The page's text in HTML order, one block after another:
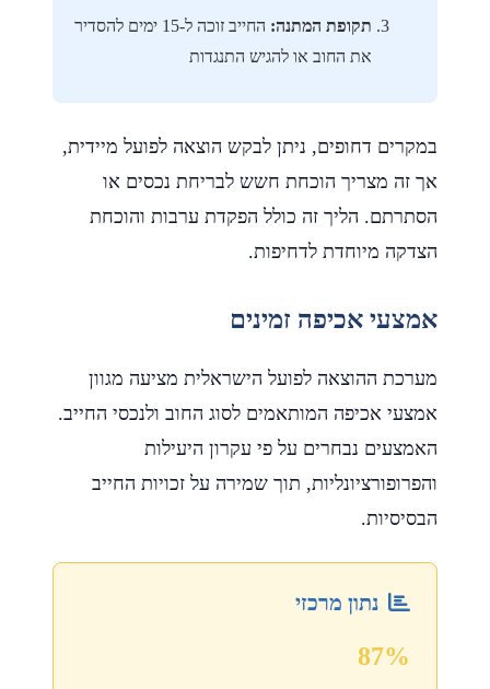
תקופת המתנה:
החייב זוכה ל-15 ימים להסדיר
את החוב או להגיש התנגדות
במקרים דחופים, ניתן לבקש הוצאה לפועל מיידית,
אך זה מצריך הוכחת חשש לבריחת נכסים או
הסתרתם. הליך זה כולל הפקדת ערבות והוכחת
הצדקה מיוחדת לדחיפות.
אמצעי אכיפה זמינים
מערכת ההוצאה לפועל הישראלית מציעה מגוון
אמצעי אכיפה המותאמים לסוג החוב ולנכסי החייב.
האמצעים נבחרים על פי עקרון היעילות
והפרופורציונליות, תוך שמירה על זכויות החייב
הבסיסיות.
נתון מרכזי
87%